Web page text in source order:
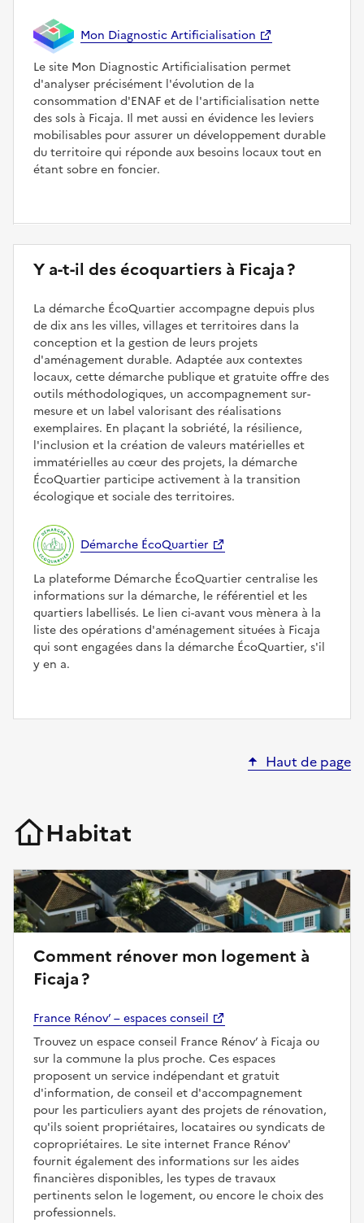
Mon Diagnostic Artificialisation
Le site Mon Diagnostic Artificialisation permet
d'analyser précisément l'évolution de la
consommation d'ENAF et de l'artificialisation nette
des sols à Ficaja. Il met aussi en évidence les leviers
mobilisables pour assurer un développement durable
du territoire qui réponde aux besoins locaux tout en
étant sobre en foncier.
Y a-t-il des écoquartiers à Ficaja ?
La démarche ÉcoQuartier accompagne depuis plus
de dix ans les villes, villages et territoires dans la
conception et la gestion de leurs projets
d'aménagement durable. Adaptée aux contextes
locaux, cette démarche publique et gratuite offre des
outils méthodologiques, un accompagnement sur-
mesure et un label valorisant des réalisations
exemplaires. En plaçant la sobriété, la résilience,
l'inclusion et la création de valeurs matérielles et
immatérielles au cœur des projets, la démarche
ÉcoQuartier participe activement à la transition
écologique et sociale des territoires.
Démarche ÉcoQuartier
La plateforme Démarche ÉcoQuartier centralise les
informations sur la démarche, le référentiel et les
quartiers labellisés. Le lien ci-avant vous mènera à la
liste des opérations d'aménagement situées à Ficaja
qui sont engagées dans la démarche ÉcoQuartier, s'il
y en a.
Haut de page
Habitat
Comment rénover mon logement à
Ficaja ?
France Rénov’ – espaces conseil
Trouvez un espace conseil France Rénov’ à Ficaja ou
sur la commune la plus proche. Ces espaces
proposent un service indépendant et gratuit
d'information, de conseil et d'accompagnement
pour les particuliers ayant des projets de rénovation,
qu'ils soient propriétaires, locataires ou syndicats de
copropriétaires. Le site internet France Rénov'
fournit également des informations sur les aides
financières disponibles, les types de travaux
pertinents selon le logement, ou encore le choix des
professionnels.